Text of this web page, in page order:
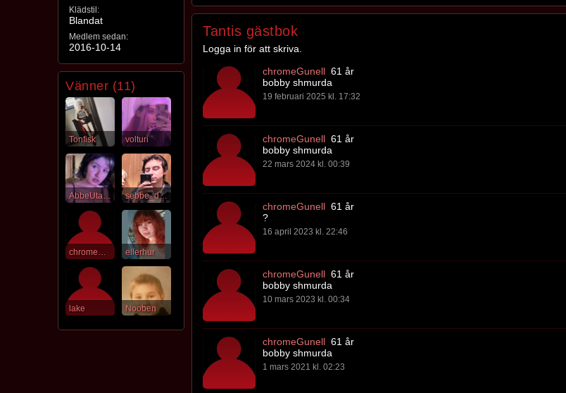
Klädstil:
Blandat
Medlem sedan:
2016-10-14
Vänner (11)
Tonfisk volturi
AbbeUtanDicken sebbe_drama
chromeGunell ellerhur
lake Nooben
Tantis gästbok
Logga in för att skriva.
chromeGunell 61 år
bobby shmurda
19 februari 2025 kl. 17:32
chromeGunell 61 år
bobby shmurda
22 mars 2024 kl. 00:39
chromeGunell 61 år
?
16 april 2023 kl. 22:46
chromeGunell 61 år
bobby shmurda
10 mars 2023 kl. 00:34
chromeGunell 61 år
bobby shmurda
1 mars 2021 kl. 02:23